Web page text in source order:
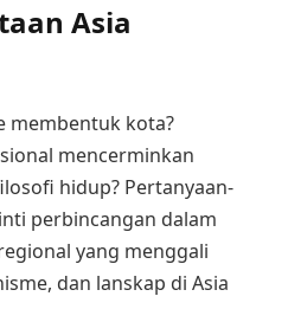
Asia
membentuk kota?
mencerminkan
hidup? Pertanyaan-
perbincangan dalam
yang menggali
dan lanskap di Asia